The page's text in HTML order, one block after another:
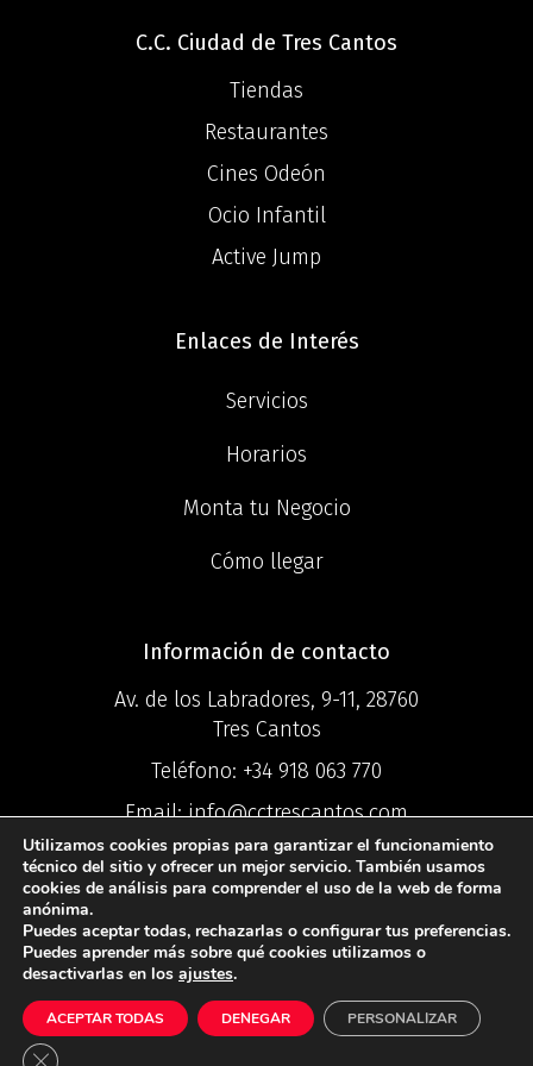
C.C. Ciudad de Tres Cantos
Tiendas
Restaurantes
Cines Odeón
Ocio Infantil
Active Jump
Enlaces de Interés
Servicios
Horarios
Monta tu Negocio
Cómo llegar
Información de contacto
Av. de los Labradores, 9-11, 28760
Tres Cantos
Teléfono: +34 918 063 770
Email:info@cctrescantos.com
©2025 Centro
Comercial Ciudad Tres Cantos ®
Política de PrivacidadIPolítica de
Utilizamos cookies propias para garantizar el funcionamiento
técnico del sitio y ofrecer un mejor servicio. También usamos
cookies de análisis para comprender el uso de la web de forma
anónima.
Puedes aceptar todas, rechazarlas o configurar tus preferencias.
Puedes aprender más sobre qué cookies utilizamos o
desactivarlas en los ajustes.
ACEPTAR TODAS DENEGAR PERSONALIZAR
Cerrar el banner de cookies RGPD